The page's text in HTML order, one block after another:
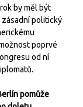
by měl být
zásadní politický
poprvé
od ní
pomůže